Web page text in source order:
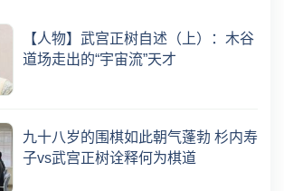
【人物】武宫正树自述（上）：木谷
道场走出的“宇宙流”天才
九十八岁的围棋如此朝气蓬勃 杉内寿
子vs武宫正树诠释何为棋道